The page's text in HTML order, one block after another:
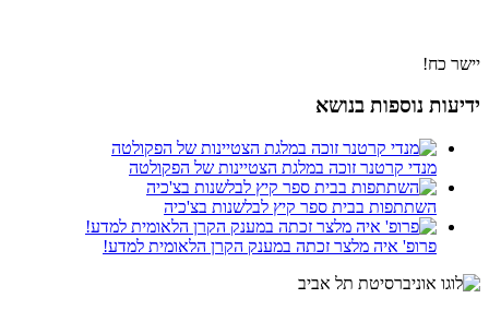
יישר כח!
ידיעות נוספות בנושא
מנדי קרטנר זוכה במלגת הצטיינות של הפקולטה
השתתפות בבית ספר קיץ לבלשנות בצ'כיה
פרופ' איה מלצר זכתה במענק הקרן הלאומית למדע!